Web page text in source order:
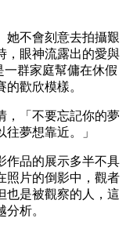
她不會刻意去拍攝艱
，眼神流露出的愛與
一群家庭幫傭在休假
歡欣模樣。
，「不要忘記你的夢
夢想靠近。」
作品的展示多半不具
照片的倒影中，觀者
也是被觀察的人，這
析。